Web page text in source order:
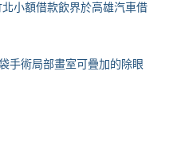
小額借款飲界於高雄汽車借
手術局部畫室可疊加的除眼